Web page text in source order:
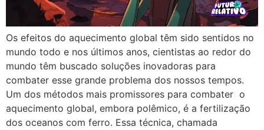
Os efeitos do aquecimento global têm sido sentidos no
mundo todo e nos últimos anos, cientistas ao redor do
mundo têm buscado soluções inovadoras para
combater esse grande problema dos nossos tempos.
Um dos métodos mais promissores para combater o
aquecimento global, embora polêmico, é a fertilização
dos oceanos com ferro. Essa técnica, chamada